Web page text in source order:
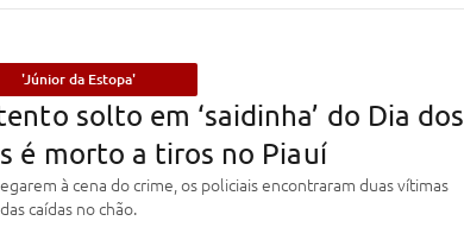
'Júnior da Estopa'
solto em ‘saidinha’ do Dia dos
é morto a tiros no Piauí
à cena do crime, os policiais encontraram duas vítimas
caídas no chão.